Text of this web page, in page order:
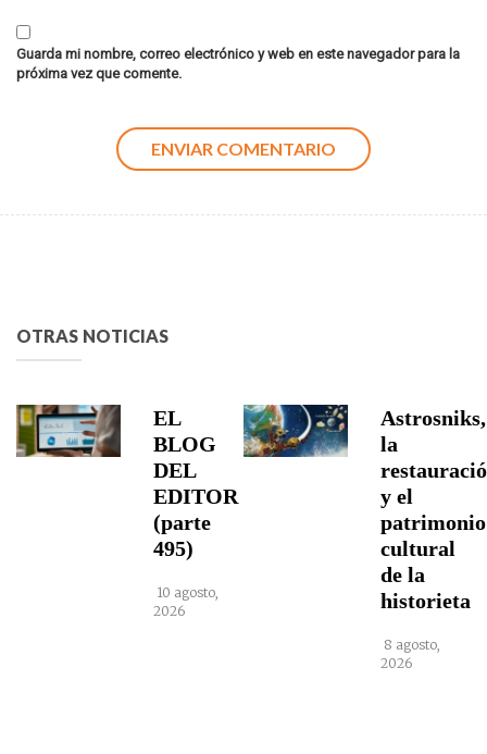
Guarda mi nombre, correo electrónico y web en este navegador para la
próxima vez que comente.
OTRAS NOTICIAS
EL
BLOG
DEL
EDITOR
(parte
495)
10 agosto,
2026
Astrosniks,
la
y el
patrimonio
cultural
de la
historieta
8 agosto,
2026